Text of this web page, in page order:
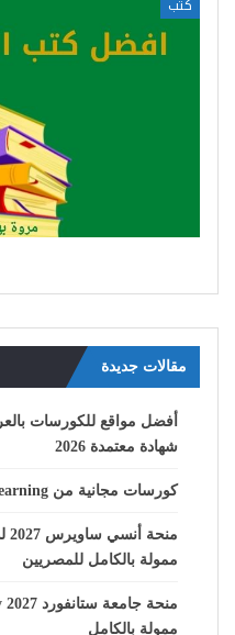
كتب
مقالات جديدة
أفضل مواقع للكورسات
شهادة معتمدة 2026
كورسات مجانية من LinkedIn Learning
ممولة بالكامل للمصريين
ممولة بالكامل